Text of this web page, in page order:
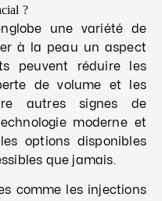
?
une variété de
à la peau un aspect
peuvent réduire les
de volume et les
autres signes de
moderne et
options disponibles
que jamais.
comme les injections